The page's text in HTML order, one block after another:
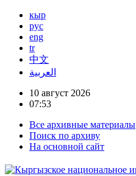
кыр
рус
eng
tr
中文
العربية
10 август 2026
07:53
Все архивные материалы
Поиск по архиву
На основной сайт